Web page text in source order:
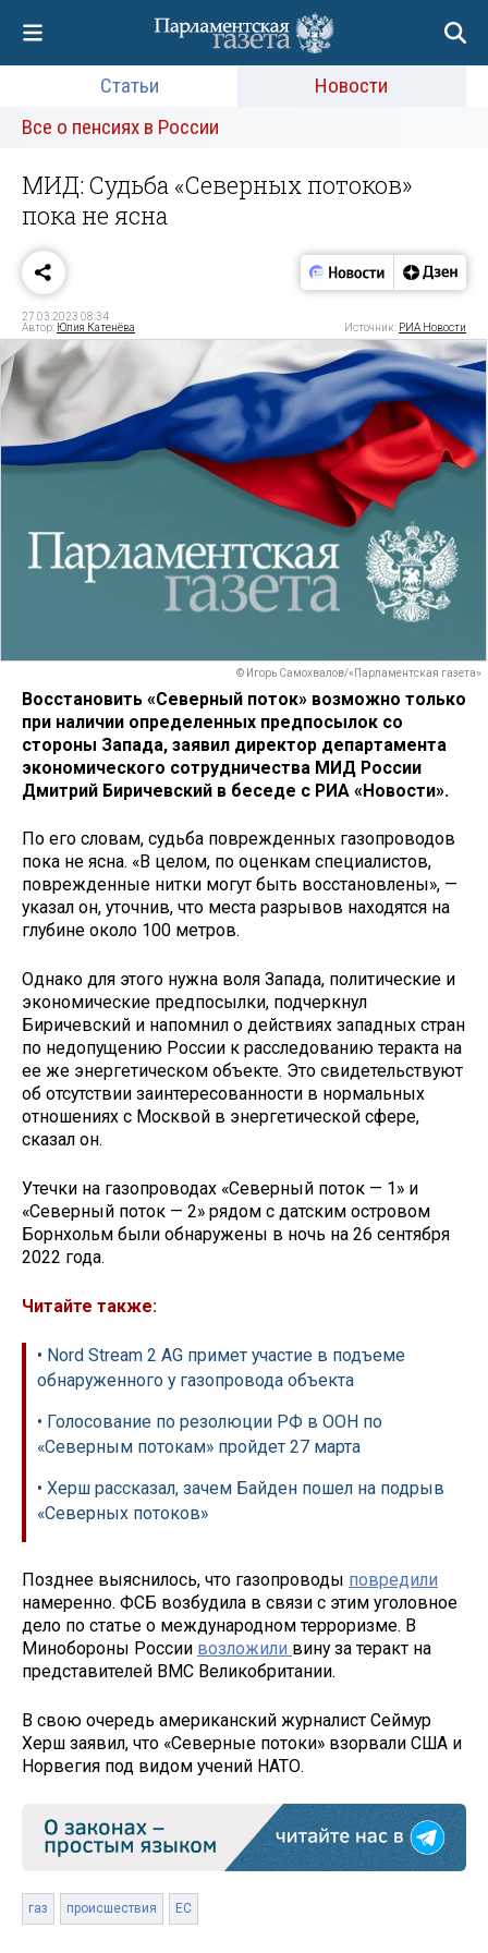
Статьи
Новости
Все о пенсиях в России
МИД: Судьба «Северных потоков»
пока не ясна
27.03.2023 08:34
Автор: Юлия Катенёва Источник: РИА Новости
© Игорь Самохвалов/«Парламентская газета»
Восстановить «Северный поток» возможно только
при наличии определенных предпосылок со
стороны Запада, заявил директор департамента
экономического сотрудничества МИД России
Дмитрий Биричевский в беседе с РИА «Новости».
По его словам, судьба поврежденных газопроводов
пока не ясна. «В целом, по оценкам специалистов,
поврежденные нитки могут быть восстановлены», —
указал он, уточнив, что места разрывов находятся на
глубине около 100 метров.
Однако для этого нужна воля Запада, политические и
экономические предпосылки, подчеркнул
Биричевский и напомнил о действиях западных стран
по недопущению России к расследованию теракта на
ее же энергетическом объекте. Это свидетельствуют
об отсутствии заинтересованности в нормальных
отношениях с Москвой в энергетической сфере,
сказал он.
Утечки на газопроводах «Северный поток — 1» и
«Северный поток — 2» рядом с датским островом
Борнхольм были обнаружены в ночь на 26 сентября
2022 года.
Читайте также:
• Nord Stream 2 AG примет участие в подъеме
обнаруженного у газопровода объекта
• Голосование по резолюции РФ в ООН по
«Северным потокам» пройдет 27 марта
• Херш рассказал, зачем Байден пошел на подрыв
«Северных потоков»
Позднее выяснилось, что газопроводы повредили
намеренно. ФСБ возбудила в связи с этим уголовное
дело по статье о международном терроризме. В
Минобороны России возложили вину за теракт на
представителей ВМС Великобритании.
В свою очередь американский журналист Сеймур
Херш заявил, что «Северные потоки» взорвали США и
Норвегия под видом учений НАТО.
газ происшествия ЕС